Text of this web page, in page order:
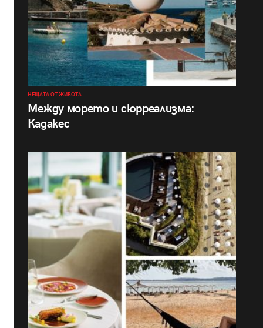
НЕЩАТА ОТ ЖИВОТА
Между морето и сюрреализма:
Кадакес